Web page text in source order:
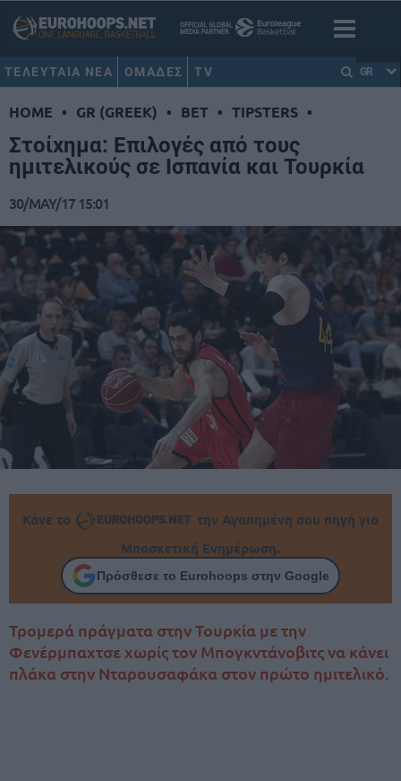
ΤΕΛΕΥΤΑΙΑ ΝΕΑ ΟΜΑΔΕΣ TV GR
HOME • GR (GREEK) • BET • TIPSTERS •
Στοίχημα: Επιλογές από τους
ημιτελικούς σε Ισπανία και Τουρκία
30/MAY/17 15:01
Κάνε το
την Αγαπημένη σου πηγή για
Μπασκετική Ενημέρωση.
Πρόσθεσε το Eurohoops στην Google
Τρομερά πράγματα στην Τουρκία με την
Φενέρμπαχτσε χωρίς τον Μπογκντάνοβιτς να κάνει
πλάκα στην Νταρουσαφάκα στον πρώτο ημιτελικό.